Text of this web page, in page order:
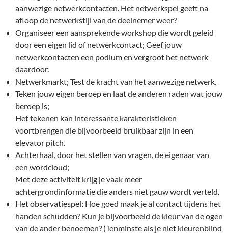
aanwezige netwerkcontacten. Het netwerkspel geeft na
afloop de netwerkstijl van de deelnemer weer?
Organiseer een aansprekende workshop die wordt geleid
door een eigen lid of netwerkcontact; Geef jouw
netwerkcontacten een podium en vergroot het netwerk
daardoor.
Netwerkmarkt; Test de kracht van het aanwezige netwerk.
Teken jouw eigen beroep en laat de anderen raden wat jouw
beroep is;
Het tekenen kan interessante karakteristieken
voortbrengen die bijvoorbeeld bruikbaar zijn in een
elevator pitch.
Achterhaal, door het stellen van vragen, de eigenaar van
een wordcloud;
Met deze activiteit krijg je vaak meer
achtergrondinformatie die anders niet gauw wordt verteld.
Het observatiespel; Hoe goed maak je al contact tijdens het
handen schudden? Kun je bijvoorbeeld de kleur van de ogen
van de ander benoemen? (Tenminste als je niet kleurenblind